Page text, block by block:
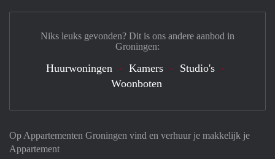
Op Appartementen Groningen vind en verhuur je makkelijk je
Appartement
Niks leuks gevonden? Dit is ons andere aanbod in
Groningen:
Huurwoningen Kamers
Studio's
Woonboten